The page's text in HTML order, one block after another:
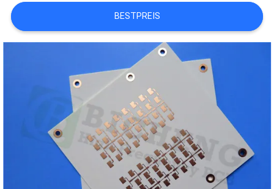
UNS
SITEMAP
DATENSCHUTZRICHTLINIE
BESTPREIS